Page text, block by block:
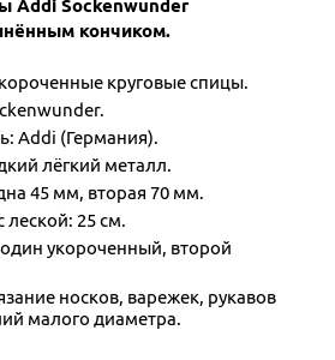
Addi Sockenwunder
кончиком.
круговые спицы.
Addi (Германия).
лёгкий металл.
45 мм, вторая 70 мм.
25 см.
укороченный, второй
носков, варежек, рукавов
малого диаметра.